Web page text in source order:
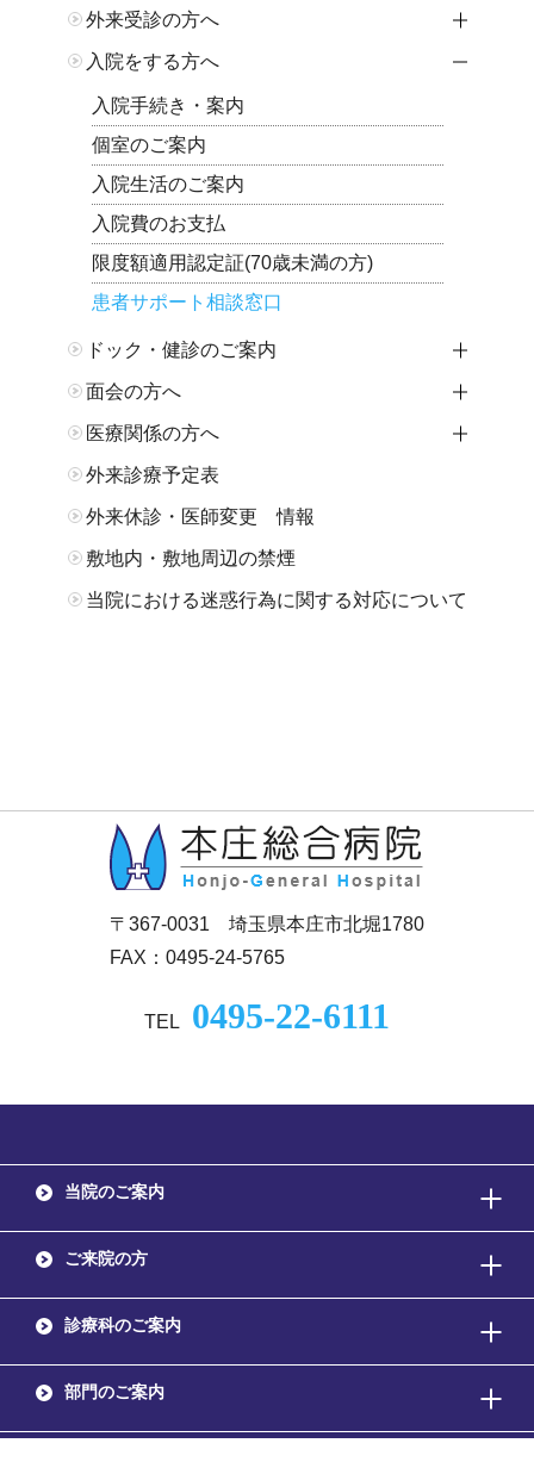
外来受診の方へ 開閉
入院をする方へ 開閉
入院手続き・案内
個室のご案内
入院生活のご案内
入院費のお支払
限度額適用認定証(70歳未満の方)
患者サポート相談窓口
ドック・健診のご案内 開閉
面会の方へ 開閉
医療関係の方へ 開閉
外来診療予定表
外来休診・医師変更 情報
敷地内・敷地周辺の禁煙
当院における迷惑行為に関する対応について
〒367-0031 埼玉県本庄市北堀1780
FAX：0495-24-5765
TEL 0495-22-6111
当院のご案内
ご来院の方
診療科のご案内
部門のご案内